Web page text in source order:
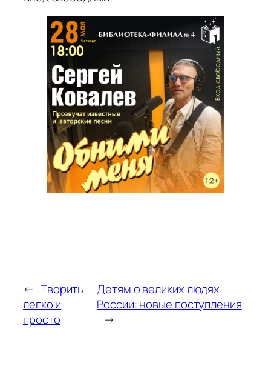
← Творить
легко и
просто
Детям о великих людях
России: новые поступления
→